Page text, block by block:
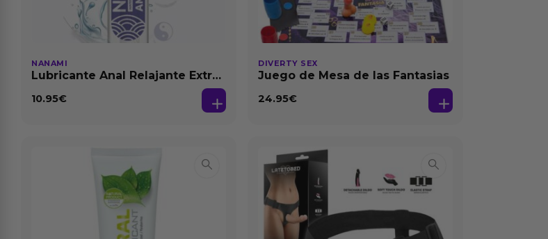
NANAMI
Lubricante Anal Relajante Extra
10.95€
DIVERTY SEX
Juego de Mesa de las Fantasias
24.95€